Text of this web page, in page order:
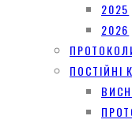
2025
2026
ПОСТІЙНІ